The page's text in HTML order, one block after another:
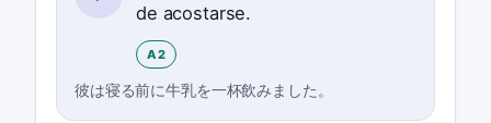
de acostarse.
A2
彼は寝る前に牛乳を一杯飲みました。